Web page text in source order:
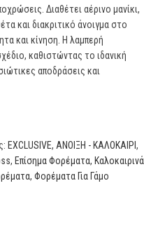
Διαθέτει αέρινο μανίκι,
και διακριτικό άνοιγμα στο
και κίνηση. Η λαμπερή
καθιστώντας το ιδανική
αποδράσεις και
EXCLUSIVE, ΑΝΟΙΞΗ - ΚΑΛΟΚΑΙΡΙ,
, Επίσημα Φορέματα, Καλοκαιρινά
, Φορέματα Για Γάμο